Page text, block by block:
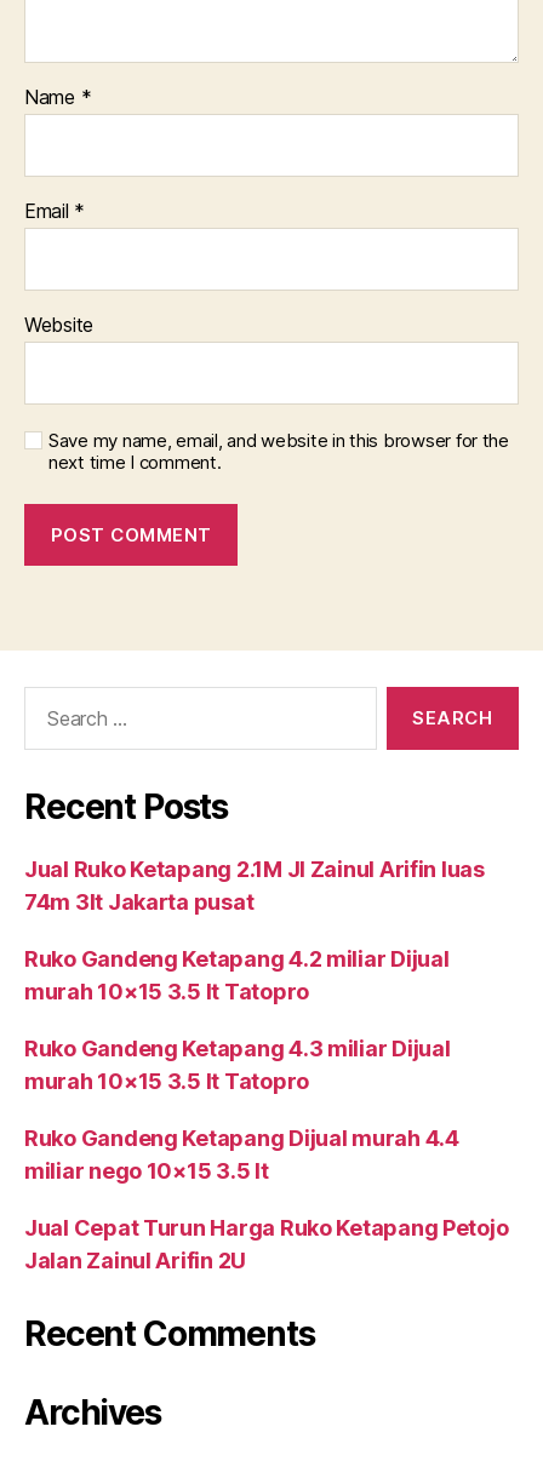
Name *
Email *
Website
Save my name, email, and website in this browser for the
next time I comment.
Recent Posts
Jual Ruko Ketapang 2.1M Jl Zainul Arifin luas
74m 3lt Jakarta pusat
Ruko Gandeng Ketapang 4.2 miliar Dijual
murah 10×15 3.5 lt Tatopro
Ruko Gandeng Ketapang 4.3 miliar Dijual
murah 10×15 3.5 lt Tatopro
Ruko Gandeng Ketapang Dijual murah 4.4
miliar nego 10×15 3.5 lt
Jual Cepat Turun Harga Ruko Ketapang Petojo
Jalan Zainul Arifin 2U
Recent Comments
Archives